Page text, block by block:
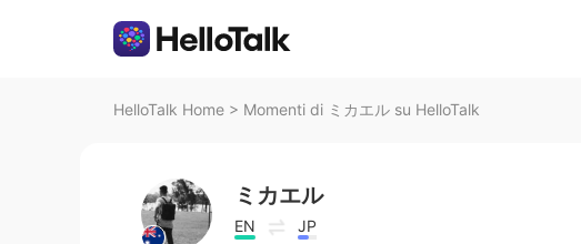
HelloTalk Home > Momenti di ミカエル su HelloTalk
ミカエル
EN JP